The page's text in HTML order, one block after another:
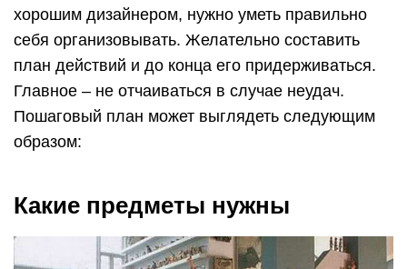
хорошим дизайнером, нужно уметь правильно
себя организовывать. Желательно составить
план действий и до конца его придерживаться.
Главное – не отчаиваться в случае неудач.
Пошаговый план может выглядеть следующим
образом:
Какие предметы нужны